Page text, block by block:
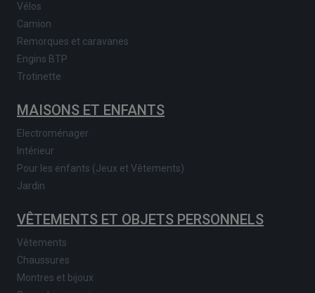
Vélos
Camion
Remorques et caravanes
Engins BTP
Trotinette
MAISONS ET ENFANTS
Electroménager
Intérieur
Pour les enfants (Jeux et Vêtements)
Jardin
VÊTEMENTS ET OBJETS PERSONNELS
Vêtements
Chaussures
Montres et bijoux